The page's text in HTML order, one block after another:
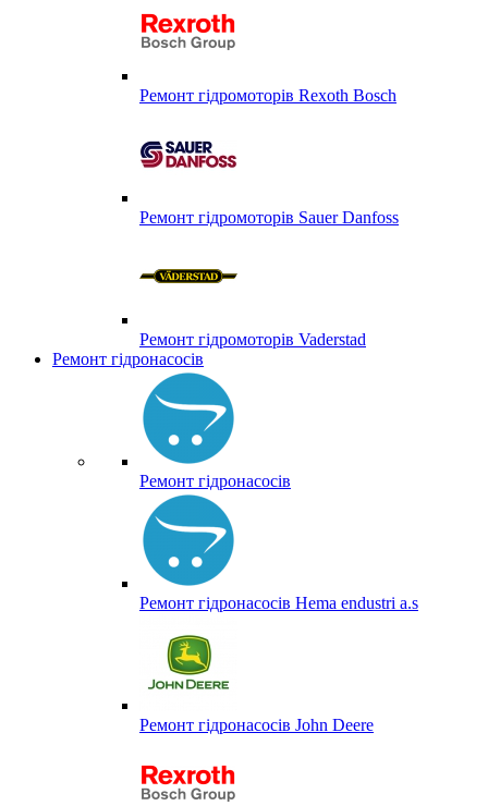
Ремонт гідромоторів Rexoth Bosch
Ремонт гідромоторів Sauer Danfoss
Ремонт гідромоторів Vaderstad
Ремонт гідронасосів
Ремонт гідронасосів
Ремонт гідронасосів Hema endustri a.s
Ремонт гідронасосів John Deere